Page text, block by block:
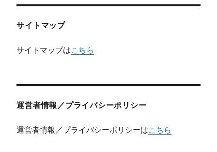
サイトマップ
サイトマップはこちら
運営者情報／プライバシーポリシー
運営者情報／プライバシーポリシーはこちら